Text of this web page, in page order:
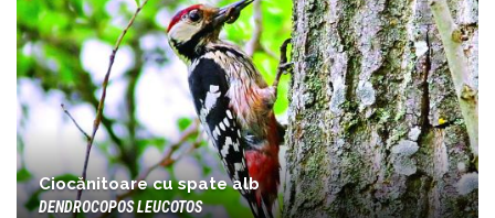
Ciocănitoare cu spate alb
DENDROCOPOS LEUCOTOS